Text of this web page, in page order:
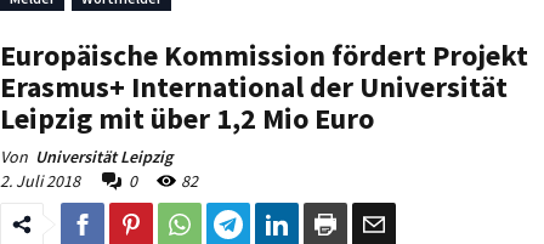
Europäische Kommission fördert Projekt
Erasmus+ International der Universität
Leipzig mit über 1,2 Mio Euro
Von Universität Leipzig
2. Juli 2018
0 82